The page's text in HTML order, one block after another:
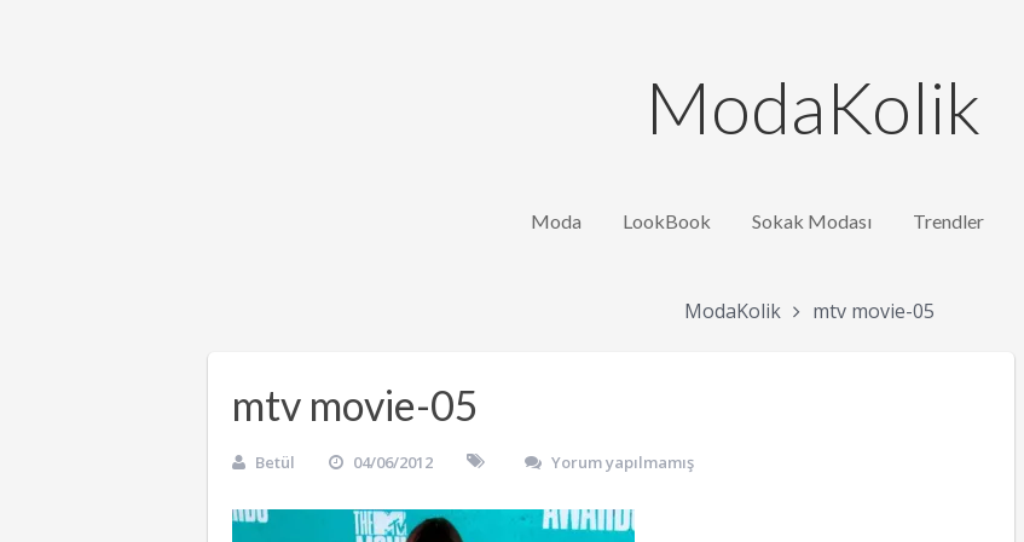
ModaKolik
Moda LookBook Sokak Modası Trendler
ModaKolik mtv movie-05
mtv movie-05
Betül 04/06/2012 Yorum yapılmamış